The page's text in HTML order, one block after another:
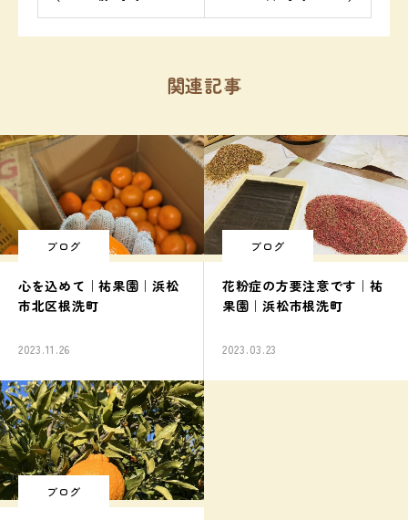
関連記事
ブログ
心を込めて｜祐果園｜浜松
市北区根洗町
2023.11.26
ブログ
花粉症の方要注意です｜祐
果園｜浜松市根洗町
2023.03.23
ブログ